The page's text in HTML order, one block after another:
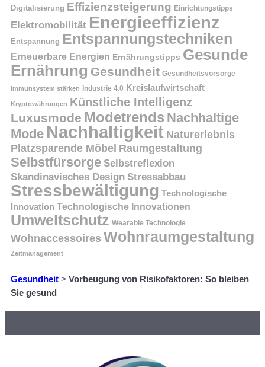
Digitalisierung Effizienzsteigerung Einrichtungstipps
Elektromobilität Energieeffizienz
Entspannung Entspannungstechniken
Erneuerbare Energien Ernährungstipps Gesunde
Ernährung Gesundheit Gesundheitsvorsorge
Immunsystem stärken Industrie 4.0 Kreislaufwirtschaft
Kryptowährungen Künstliche Intelligenz
Luxusmode Modetrends Nachhaltige
Mode Nachhaltigkeit Naturerlebnis
Platzsparende Möbel Raumgestaltung
Selbstfürsorge Selbstreflexion
Skandinavisches Design Stressabbau
Stressbewältigung Technologische
Innovation Technologische Innovationen
Umweltschutz Wearable Technologie
Wohnaccessoires Wohnraumgestaltung
Zeitmanagement
Gesundheit > Vorbeugung von Risikofaktoren: So bleiben
Sie gesund